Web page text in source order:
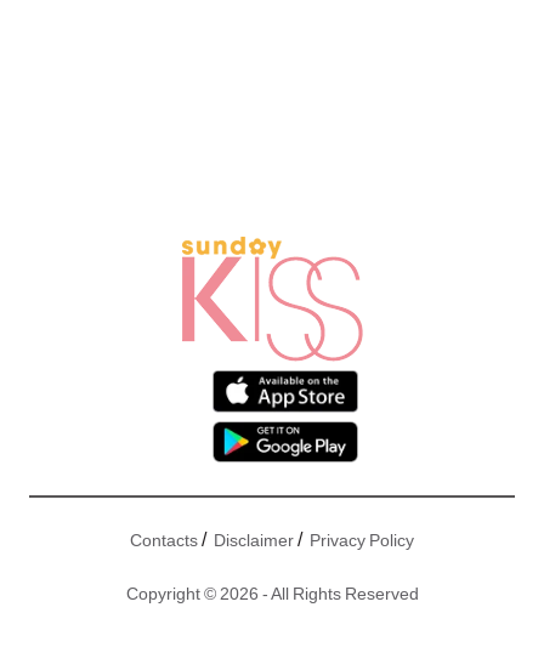
Contacts/ Disclaimer/ Privacy Policy
Copyright © 2026 - All Rights Reserved